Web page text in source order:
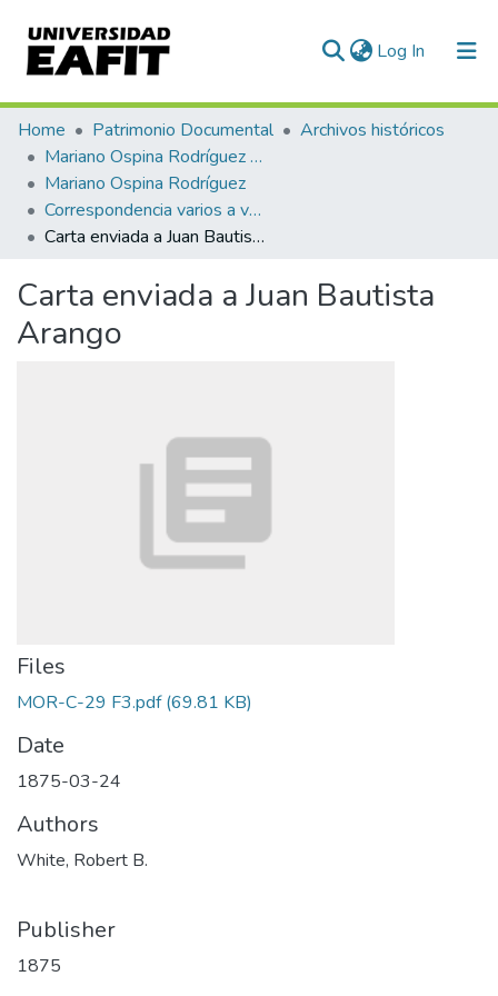
Log In (current)
Communities & Collections
All of DSpace
Statistics
Home Patrimonio Documental
Archivos históricos
Mariano Ospina Rodríguez (1826 -1912)
Mariano Ospina Rodríguez
Correspondencia varios a varios
Carta enviada a Juan Bautista Arango
Carta enviada a Juan Bautista
Arango
Files
MOR-C-29 F3.pdf(69.81 KB)
Date
1875-03-24
Authors
White, Robert B.
Publisher
1875